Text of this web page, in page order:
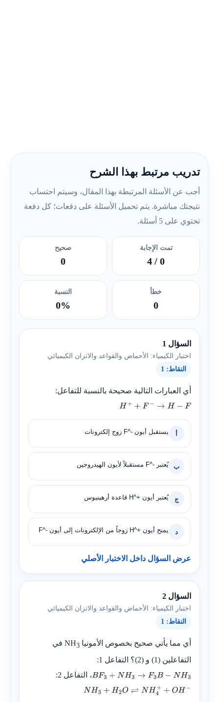
تدريب مرتبط بهذا الشرح
أجب عن الأسئلة المرتبطة بهذا المقال، وسيتم احتساب
نتيجتك مباشرة. يتم تحميل الأسئلة على دفعات؛ كل دفعة
تحتوي على 5 أسئلة.
تمت الإجابة
0
/ 4
صحيح
0
خطأ
0
النسبة
0%
السؤال 1
اختبار الكيمياء: الأحماض والقواعد والاتزان الكيميائي
النقاط: 1
أي العبارات التالية صحيحة بالنسبة للتفاعل:
H + +F−→ H−F
أ يستقبل أيون F^- زوج إلكترونات
ب يُعتبر F^- مستقبلاً لأيون الهيدروجين
ج يُعتبر أيون H^+ قاعدة أرهينيوس
د يمنح أيون H^+ زوجاً من الإلكترونات إلى أيون F^-
عرض السؤال داخل الاختبار الأصلي
السؤال 2
اختبار الكيمياء: الأحماض والقواعد والاتزان الكيميائي
النقاط: 1
أي مما يأتي صحيح بخصوص الأمونيا NH3
في
التفاعلين (1) و (2)؟ التفاعل 1:
BF3+N H3→F3B −NH 3
، التفاعل 2:
NH3+H 2O⇌NH4++OH −